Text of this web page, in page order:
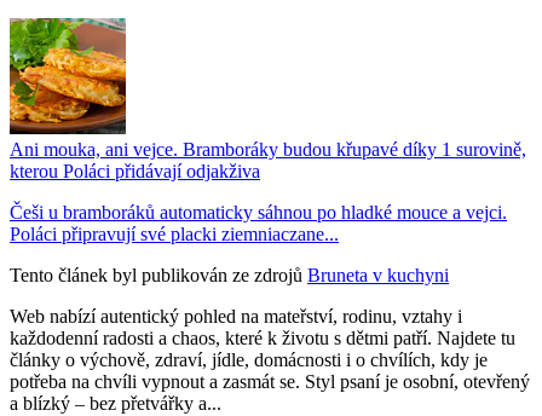
Ani mouka, ani vejce. Bramboráky budou křupavé díky 1 surovině,
kterou Poláci přidávají odjakživa
Češi u bramboráků automaticky sáhnou po hladké mouce a vejci.
Poláci připravují své placki ziemniaczane...
Tento článek byl publikován ze zdrojů Bruneta v kuchyni
Web nabízí autentický pohled na mateřství, rodinu, vztahy i
každodenní radosti a chaos, které k životu s dětmi patří. Najdete tu
články o výchově, zdraví, jídle, domácnosti i o chvílích, kdy je
potřeba na chvíli vypnout a zasmát se. Styl psaní je osobní, otevřený
a blízký – bez přetvářky a...